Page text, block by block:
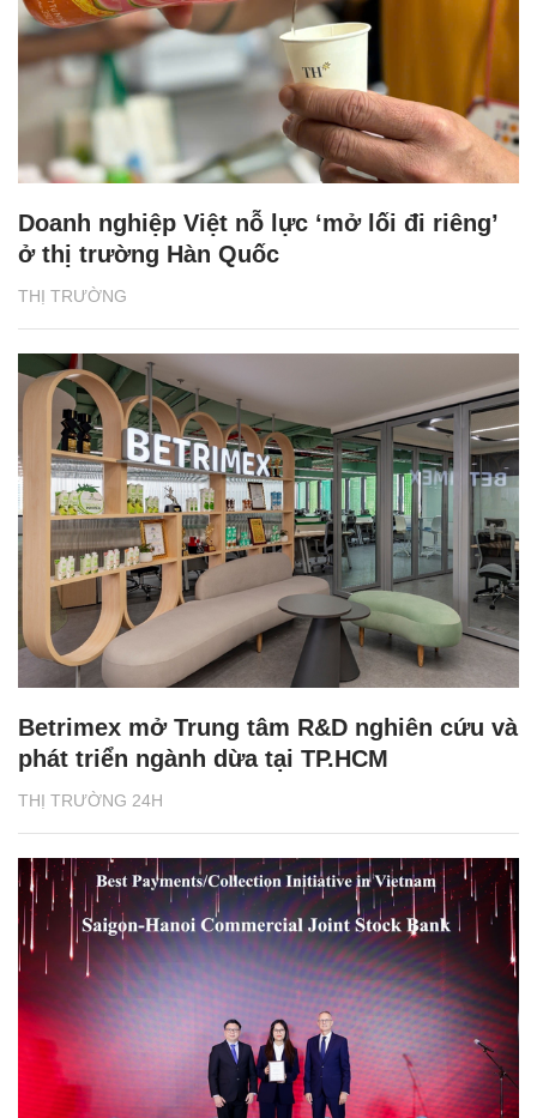
THỊ TRƯỜNG
Doanh nghiệp Việt nỗ lực ‘mở lối đi riêng’
ở thị trường Hàn Quốc
THỊ TRƯỜNG 24H
Betrimex mở Trung tâm R&D nghiên cứu và
phát triển ngành dừa tại TP.HCM